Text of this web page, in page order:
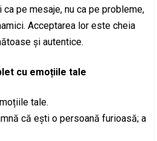
pe mesaje, nu ca pe probleme,
Acceptarea lor este cheia
și autentice.
cu emoțiile tale
tale.
că ești o persoană furioasă; a